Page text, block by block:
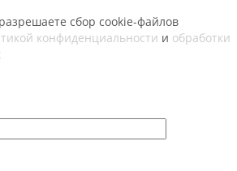
сбор cookie-файлов
конфиденциальности и обработки